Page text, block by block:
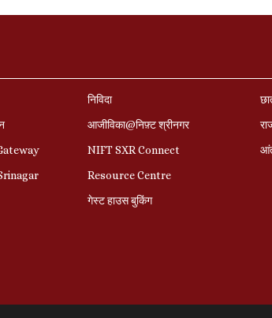
निविदा
आजीविका@निफ़्ट श्रीनगर
NIFT SXR Connect
Resource Centre
गेस्ट हाउस बुकिंग